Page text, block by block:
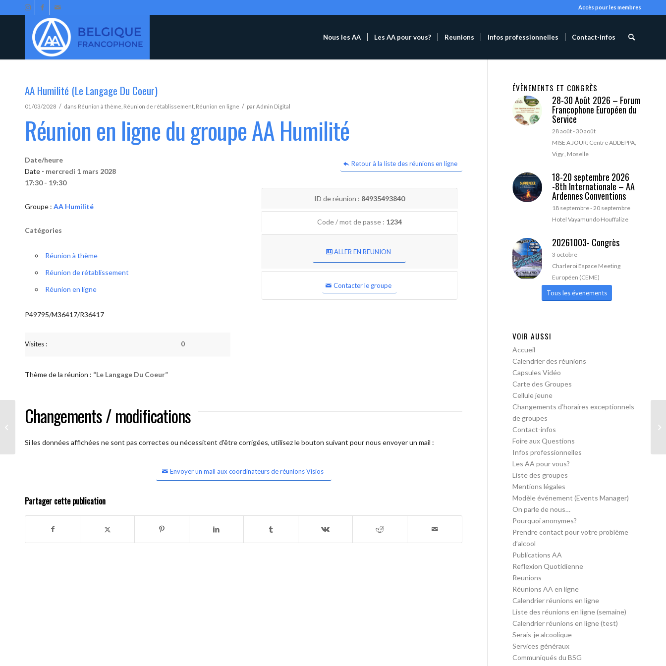
Accès pour les membres
Nous les AA Les AA pour vous? Reunions Infos professionnelles Contact-infos
AA Humilité (Le Langage Du Coeur)
01/03/2028 / dans Réunion à thème Réunion de rétablissement Réunion en ligne / parAdmin Digital
Réunion en ligne du groupe AA Humilité
Retour à la liste des réunions en ligne
Date/heure
Date - mercredi 1 mars 2028
17:30 - 19:30
Groupe : AA Humilité
Catégories
Réunion à thème
Réunion de rétablissement
Réunion en ligne
P49795/M36417/R36417
Visites : 0
ID de réunion : 84935493840
Code / mot de passe : 1234
ALLER EN REUNION
Contacter le groupe
Thème de la réunion : “Le Langage Du Coeur”
Changements / modifications
Si les données affichées ne sont pas correctes ou nécessitent d'être corrigées, utilisez le bouton suivant pour nous envoyer un mail :
Envoyer un mail aux coordinateurs de réunions Visios
Partager cette publication
ÉVÈNEMENTS ET CONGRÈS
28-30 Août 2026 – Forum
Francophone Européen du
Service
28 août-30 août
MISE A JOUR: Centre ADDEPPA,
Vigy , Moselle
18-20 septembre 2026
-8th Internationale – AA
Ardennes Conventions
18 septembre-20 septembre
Hotel Vayamundo Houffalize
20261003- Congrès
3 octobre
Charleroi Espace Meeting
Européen (CEME)
Tous les évenements
VOIR AUSSI
Accueil
Calendrier des réunions
Capsules Vidéo
Carte des Groupes
Cellule jeune
Changements d’horaires exceptionnels
de groupes
Contact-infos
Foire aux Questions
Infos professionnelles
Les AA pour vous?
Liste des groupes
Mentions légales
Modèle événement (Events Manager)
On parle de nous…
Pourquoi anonymes?
Prendre contact pour votre problème
d’alcool
Publications AA
Reflexion Quotidienne
Reunions
Réunions AA en ligne
Calendrier réunions en ligne
Liste des réunions en ligne (semaine)
Calendrier réunions en ligne (test)
Serais-je alcoolique
Services généraux
Communiqués du BSG
AA Humilité (Le Langage Du Coeur)